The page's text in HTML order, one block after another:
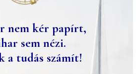
nem kér papírt,
sem nézi.
a tudás számít!